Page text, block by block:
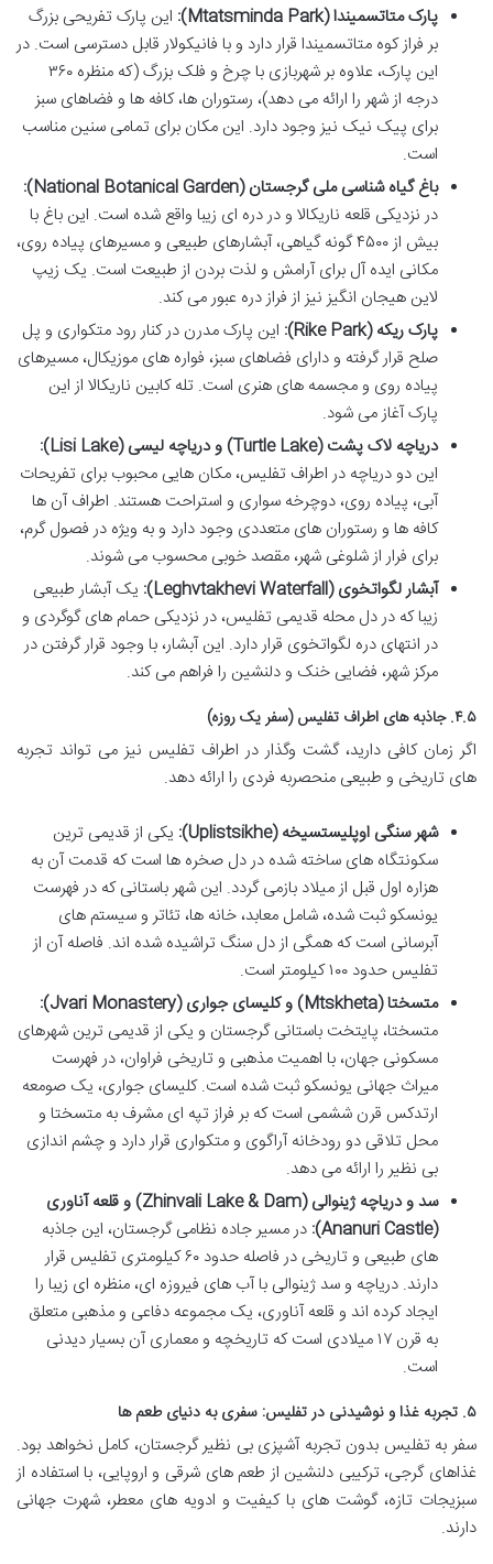
پارک متاتسمیندا (Mtatsminda Park):
این پارک تفریحی بزرگ
بر فراز کوه متاتسمیندا قرار دارد و با فانیکولار قابل دسترسی است. در
این پارک، علاوه بر شهربازی با چرخ و فلک بزرگ (که منظره ۳۶۰
درجه از شهر را ارائه می دهد)، رستوران ها، کافه ها و فضاهای سبز
برای پیک نیک نیز وجود دارد. این مکان برای تمامی سنین مناسب
است.
باغ گیاه شناسی ملی گرجستان (National Botanical Garden):
در نزدیکی قلعه ناریکالا و در دره ای زیبا واقع شده است. این باغ با
بیش از ۴۵۰۰ گونه گیاهی، آبشارهای طبیعی و مسیرهای پیاده روی،
مکانی ایده آل برای آرامش و لذت بردن از طبیعت است. یک زیپ
لاین هیجان انگیز نیز از فراز دره عبور می کند.
پارک ریکه (Rike Park):
این پارک مدرن در کنار رود متکواری و پل
صلح قرار گرفته و دارای فضاهای سبز، فواره های موزیکال، مسیرهای
پیاده روی و مجسمه های هنری است. تله کابین ناریکالا از این
پارک آغاز می شود.
دریاچه لاک پشت (Turtle Lake) و دریاچه لیسی (Lisi Lake):
این دو دریاچه در اطراف تفلیس، مکان هایی محبوب برای تفریحات
آبی، پیاده روی، دوچرخه سواری و استراحت هستند. اطراف آن ها
کافه ها و رستوران های متعددی وجود دارد و به ویژه در فصول گرم،
برای فرار از شلوغی شهر، مقصد خوبی محسوب می شوند.
آبشار لگواتخوی (Leghvtakhevi Waterfall):
یک آبشار طبیعی
زیبا که در دل محله قدیمی تفلیس، در نزدیکی حمام های گوگردی و
در انتهای دره لگواتخوی قرار دارد. این آبشار، با وجود قرار گرفتن در
مرکز شهر، فضایی خنک و دلنشین را فراهم می کند.
۴.۵. جاذبه های اطراف تفلیس (سفر یک روزه)
اگر زمان کافی دارید، گشت وگذار در اطراف تفلیس نیز می تواند تجربه
های تاریخی و طبیعی منحصربه فردی را ارائه دهد.
شهر سنگی اوپلیستسیخه (Uplistsikhe):
یکی از قدیمی ترین
سکونتگاه های ساخته شده در دل صخره ها است که قدمت آن به
هزاره اول قبل از میلاد بازمی گردد. این شهر باستانی که در فهرست
یونسکو ثبت شده، شامل معابد، خانه ها، تئاتر و سیستم های
آبرسانی است که همگی از دل سنگ تراشیده شده اند. فاصله آن از
تفلیس حدود ۱۰۰ کیلومتر است.
متسختا (Mtskheta) و کلیسای جواری (Jvari Monastery):
متسختا، پایتخت باستانی گرجستان و یکی از قدیمی ترین شهرهای
مسکونی جهان، با اهمیت مذهبی و تاریخی فراوان، در فهرست
میراث جهانی یونسکو ثبت شده است. کلیسای جواری، یک صومعه
ارتدکس قرن ششمی است که بر فراز تپه ای مشرف به متسختا و
محل تلاقی دو رودخانه آراگوی و متکواری قرار دارد و چشم اندازی
بی نظیر را ارائه می دهد.
سد و دریاچه ژینوالی (Zhinvali Lake & Dam) و قلعه آناوری
(Ananuri Castle):
در مسیر جاده نظامی گرجستان، این جاذبه
های طبیعی و تاریخی در فاصله حدود ۶۰ کیلومتری تفلیس قرار
دارند. دریاچه و سد ژینوالی با آب های فیروزه ای، منظره ای زیبا را
ایجاد کرده اند و قلعه آناوری، یک مجموعه دفاعی و مذهبی متعلق
به قرن ۱۷ میلادی است که تاریخچه و معماری آن بسیار دیدنی
است.
۵. تجربه غذا و نوشیدنی در تفلیس: سفری به دنیای طعم ها
سفر به تفلیس بدون تجربه آشپزی بی نظیر گرجستان، کامل نخواهد بود.
غذاهای گرجی، ترکیبی دلنشین از طعم های شرقی و اروپایی، با استفاده از
سبزیجات تازه، گوشت های با کیفیت و ادویه های معطر، شهرت جهانی
دارند.